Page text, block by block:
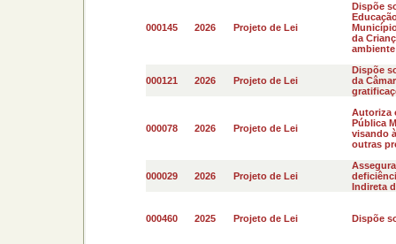
000145 2026 Projeto de Lei
Dispõe
da
000121 2026 Projeto de Lei
Dispõe
da
000078 2026 Projeto de Lei
Autoriza
Pública
visando
outras
000029 2026 Projeto de Lei
Indireta
000460 2025 Projeto de Lei Dispõe